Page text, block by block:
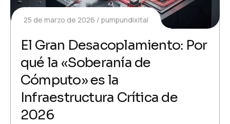
25 de marzo de 2026 pumpundixital
El Gran Desacoplamiento: Por
qué la «Soberanía de
Cómputo» es la
Infraestructura Crítica de
2026